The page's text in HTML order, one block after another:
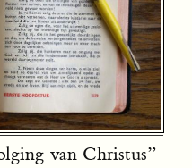
van Christus”